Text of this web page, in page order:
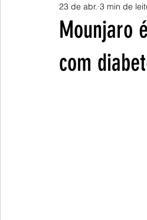
AGRO NEWS DESTAQUE
Mounjaro
com
23 de abr. 3 min de